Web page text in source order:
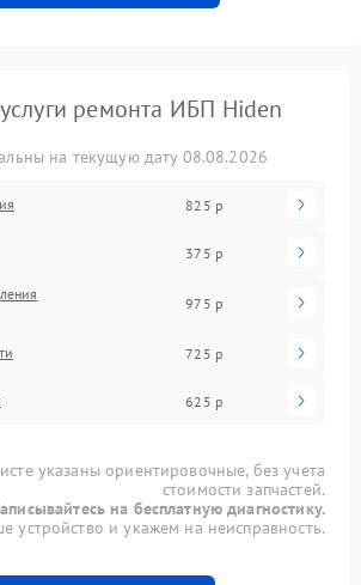
ремонта ИБП Hiden
на текущую дату 08.08.2026
825 р
375 р
975 р
725 р
625 р
указаны ориентировочные, без учета
стоимости запчастей.
на бесплатную диагностику.
устройство и укажем на неисправность.